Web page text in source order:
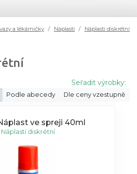
a lékárničky Náplasti Náplasti diskrétní
Seřadit výrobky:
Podle abecedy Dle ceny vzestupně
ve spreji 40ml
Náplasti diskrétní